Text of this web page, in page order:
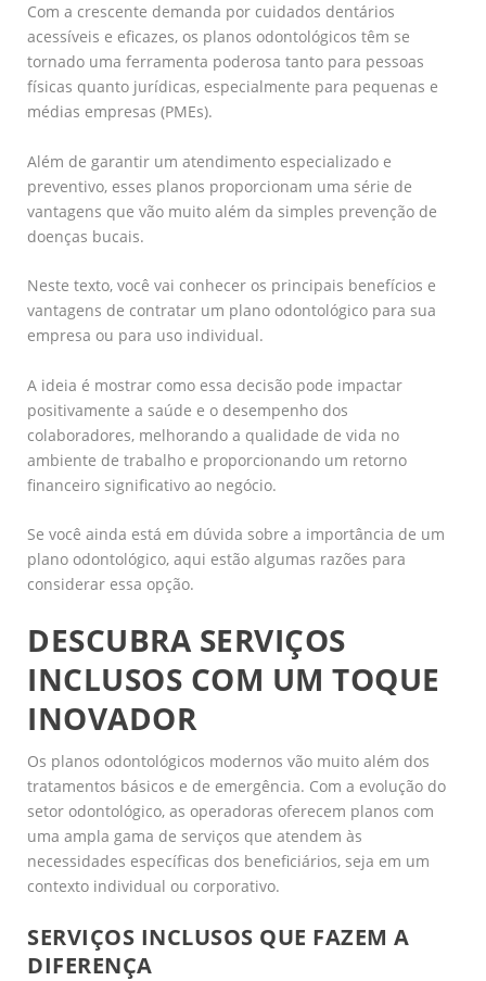
Com a crescente demanda por cuidados dentários
acessíveis e eficazes, os planos odontológicos têm se
tornado uma ferramenta poderosa tanto para pessoas
físicas quanto jurídicas, especialmente para pequenas e
médias empresas (PMEs).
Além de garantir um atendimento especializado e
preventivo, esses planos proporcionam uma série de
vantagens que vão muito além da simples prevenção de
doenças bucais.
Neste texto, você vai conhecer os principais benefícios e
vantagens de contratar um plano odontológico para sua
empresa ou para uso individual.
A ideia é mostrar como essa decisão pode impactar
positivamente a saúde e o desempenho dos
colaboradores, melhorando a qualidade de vida no
ambiente de trabalho e proporcionando um retorno
financeiro significativo ao negócio.
Se você ainda está em dúvida sobre a importância de um
plano odontológico, aqui estão algumas razões para
considerar essa opção.
DESCUBRA SERVIÇOS
INCLUSOS COM UM TOQUE
INOVADOR
Os planos odontológicos modernos vão muito além dos
tratamentos básicos e de emergência. Com a evolução do
setor odontológico, as operadoras oferecem planos com
uma ampla gama de serviços que atendem às
necessidades específicas dos beneficiários, seja em um
contexto individual ou corporativo.
SERVIÇOS INCLUSOS QUE FAZEM A
DIFERENÇA